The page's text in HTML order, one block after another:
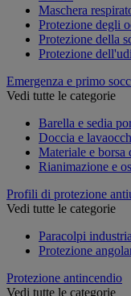
Maschera
Protezione degli
Protezione della
Protezione
Emergenza e primo
Vedi tutte le categorie
Barella e sedia
Doccia e
Materiale e borsa
Rianimazione e
Profili di protezione
Vedi tutte le categorie
Paracolpi
Protezione
Protezione antincendio
Vedi tutte le categorie